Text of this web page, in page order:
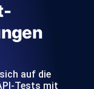
auf die
Tests mit